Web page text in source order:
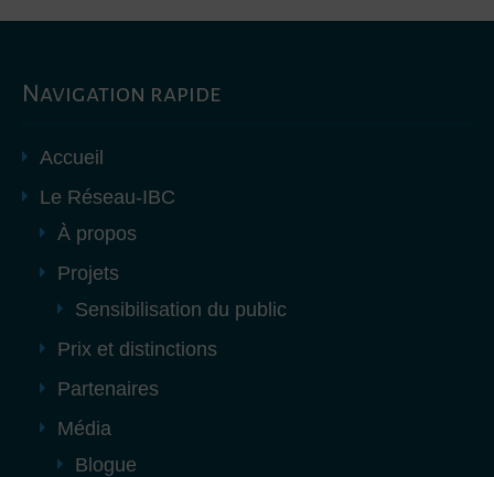
Navigation rapide
Accueil
Le Réseau-IBC
À propos
Projets
Sensibilisation du public
Prix et distinctions
Partenaires
Média
Blogue